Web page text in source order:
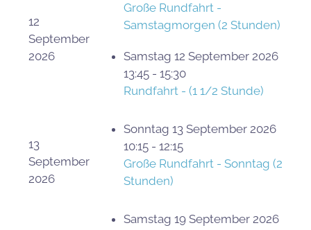
12
September
2026
Große Rundfahrt -
Samstagmorgen (2 Stunden)
Samstag 12 September 2026
13:45 - 15:30
Rundfahrt - (1 1/2 Stunde)
13
September
2026
Sonntag 13 September 2026
10:15 - 12:15
Große Rundfahrt - Sonntag (2
Stunden)
Samstag 19 September 2026